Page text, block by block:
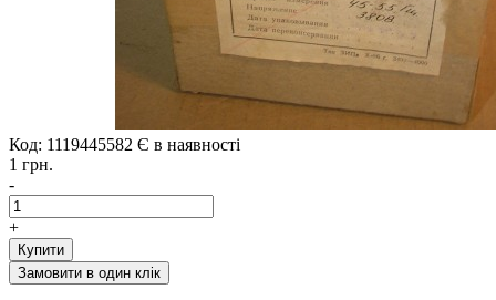
Код: 1119445582 Є в наявності
1 грн.
-
+
Купити
Замовити в один клік